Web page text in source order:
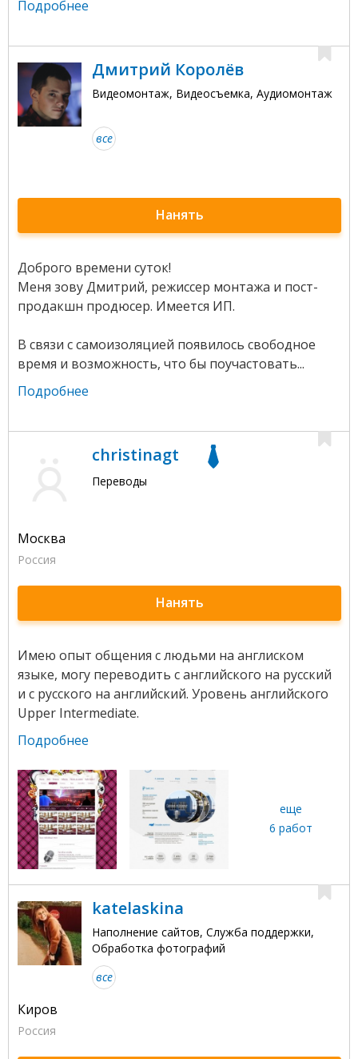
Подробнее
Дмитрий Королёв
Видеомонтаж, Видеосъемка, Аудиомонтаж
все
Нанять
Доброго времени суток!
Меня зову Дмитрий, режиссер монтажа и пост-
продакшн продюсер. Имеется ИП.
В связи с самоизоляцией появилось свободное
время и возможность, что бы поучастовать...
Подробнее
christinagt
Переводы
Москва
Россия
Нанять
Имею опыт общения с людьми на англиском
языке, могу переводить с английского на русский
и с русского на английский. Уровень английского
Upper Intermediate.
Подробнее
еще
6 работ
katelaskina
Наполнение сайтов, Служба поддержки,
Обработка фотографий
все
Киров
Россия